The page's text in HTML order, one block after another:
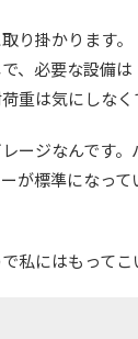
り掛かります。
、必要な設備
重は気にしなく
ージなんです
が標準になっ
私にはもってこ